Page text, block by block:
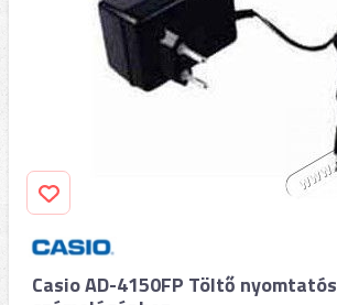
Casio AD-4150FP Töltő nyomtatós